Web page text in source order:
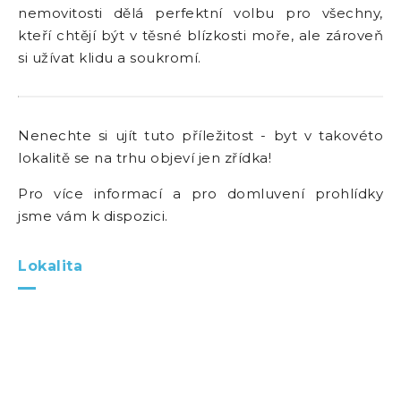
nemovitosti dělá perfektní volbu pro všechny,
kteří chtějí být v těsné blízkosti moře, ale zároveň
si užívat klidu a soukromí.
Nenechte si ujít tuto příležitost - byt v takovéto
lokalitě se na trhu objeví jen zřídka!
Pro více informací a pro domluvení prohlídky
jsme vám k dispozici.
Lokalita